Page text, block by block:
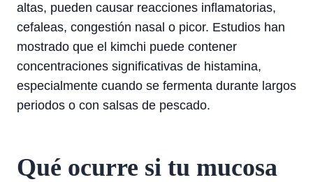
altas, pueden causar reacciones inflamatorias,
cefaleas, congestión nasal o picor. Estudios han
mostrado que el kimchi puede contener
concentraciones significativas de histamina,
especialmente cuando se fermenta durante largos
periodos o con salsas de pescado.
Qué ocurre si tu mucosa